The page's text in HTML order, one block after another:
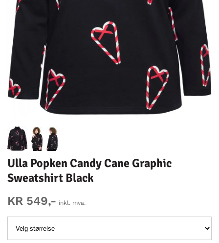
Ulla Popken Candy Cane Graphic
Sweatshirt Black
KR 549,- inkl. mva.